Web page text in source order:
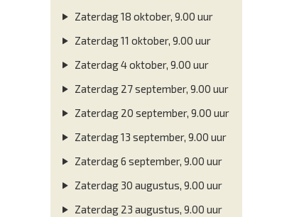
Zaterdag 18 oktober, 9.00 uur
Zaterdag 11 oktober, 9.00 uur
Zaterdag 4 oktober, 9.00 uur
Zaterdag 27 september, 9.00 uur
Zaterdag 20 september, 9.00 uur
Zaterdag 13 september, 9.00 uur
Zaterdag 6 september, 9.00 uur
Zaterdag 30 augustus, 9.00 uur
Zaterdag 23 augustus, 9.00 uur